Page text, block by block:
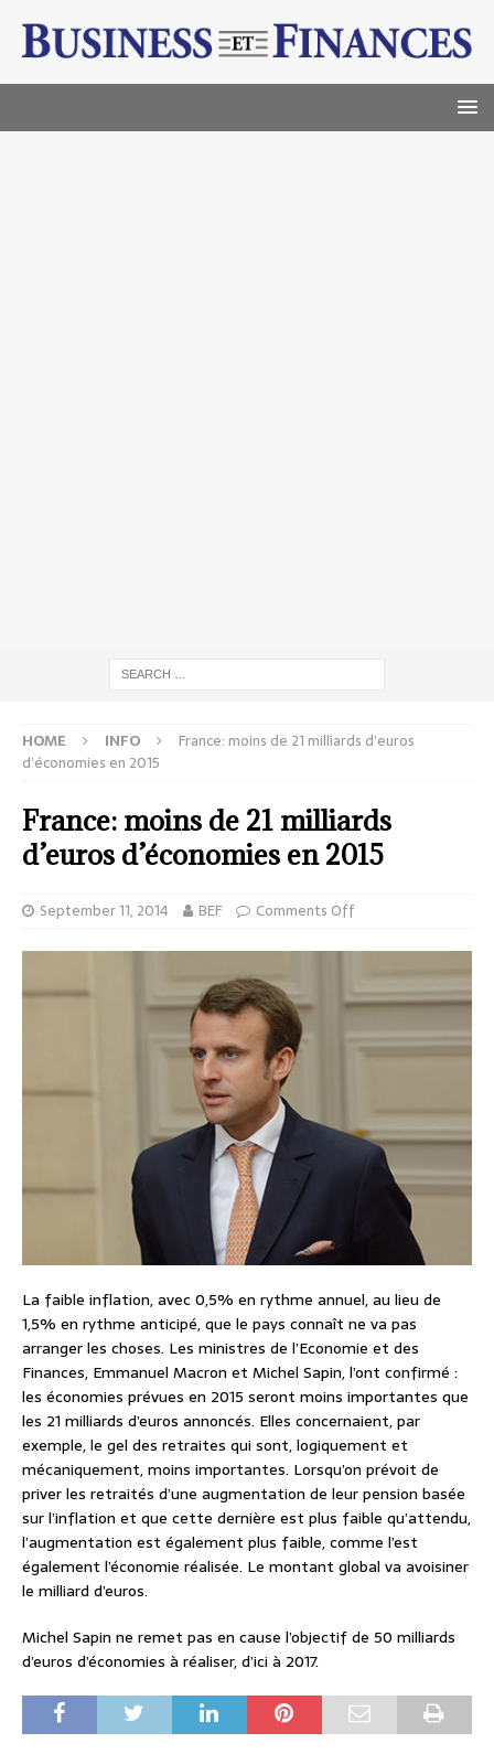
HOME INFO
France: moins de 21 milliards d’euros
d’économies en 2015
France: moins de 21 milliards
d’euros d’économies en 2015
September 11, 2014 BEF Comments Off
La faible inflation, avec 0,5% en rythme annuel, au lieu de
1,5% en rythme anticipé, que le pays connaît ne va pas
arranger les choses. Les ministres de l’Economie et des
Finances, Emmanuel Macron et Michel Sapin, l’ont confirmé :
les économies prévues en 2015 seront moins importantes que
les 21 milliards d’euros annoncés. Elles concernaient, par
exemple, le gel des retraites qui sont, logiquement et
mécaniquement, moins importantes. Lorsqu’on prévoit de
priver les retraités d’une augmentation de leur pension basée
sur l’inflation et que cette dernière est plus faible qu’attendu,
l’augmentation est également plus faible, comme l’est
également l’économie réalisée. Le montant global va avoisiner
le milliard d’euros.
Michel Sapin ne remet pas en cause l’objectif de 50 milliards
d’euros d’économies à réaliser, d’ici à 2017.